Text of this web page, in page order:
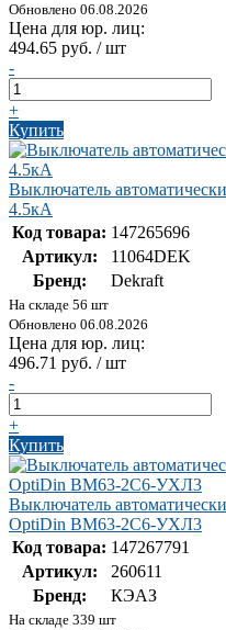
Обновлено 06.08.2026
Цена для юр. лиц:
494.65 руб. / шт
-
+
Купить
Выключатель
4.5кА
Код товара: 147265696
Артикул:
11064DEK
Бренд:
Dekraft
На складе 56 шт
Обновлено 06.08.2026
Цена для юр. лиц:
496.71 руб. / шт
-
+
Купить
Выключатель
OptiDin BM63-2C6-УХЛ3
Код товара: 147267791
Артикул:
260611
Бренд:
КЭАЗ
На складе 339 шт